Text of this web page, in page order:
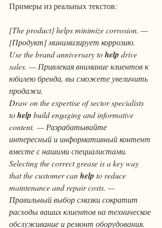
Примеры из реальных текстов:
[The product] helps minimize corrosion. —
[Продукт] минимизирует коррозию.
Use the brand anniversary to help drive
sales. — Привлекая внимание клиентов к
юбилею бренда, вы сможете увеличить
продажи.
Draw on the expertise of sector specialists
to help build engaging and informative
content. — Разрабатывайте
интересный и информативный контент
вместе с нашими специалистами.
Selecting the correct grease is a key way
that the customer can help to reduce
maintenance and repair costs. —
Правильный выбор смазки сократит
расходы ваших клиентов на техническое
обслуживание и ремонт оборудования.